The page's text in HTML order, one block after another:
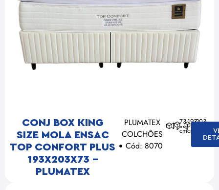
CONJ BOX KING
SIZE MOLA ENSAC
TOP CONFORT PLUS
193X203X73 –
PLUMATEX
PLUMATEX
COLCHÕES
Cód: 8070
73
cm
193
cm
203